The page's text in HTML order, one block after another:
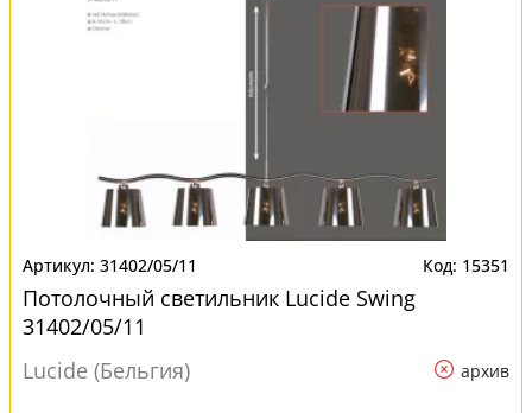
31402/05/11 15351
Потолочный светильник Lucide Swing
31402/05/11
Lucide (Бельгия)
архив